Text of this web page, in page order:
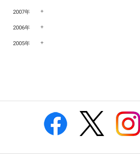
2007年
2006年
2005年